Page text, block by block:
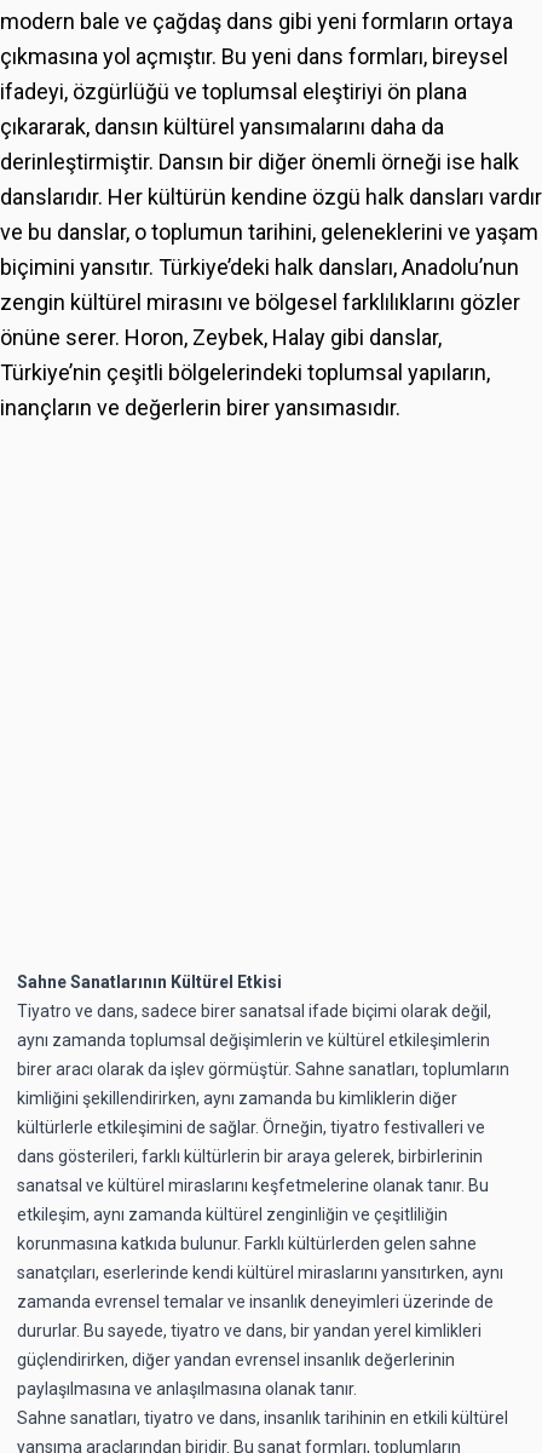
modern bale ve çağdaş dans gibi yeni formların ortaya
çıkmasına yol açmıştır. Bu yeni dans formları, bireysel
ifadeyi, özgürlüğü ve toplumsal eleştiriyi ön plana
çıkararak, dansın kültürel yansımalarını daha da
derinleştirmiştir. Dansın bir diğer önemli örneği ise halk
danslarıdır. Her kültürün kendine özgü halk dansları vardır
ve bu danslar, o toplumun tarihini, geleneklerini ve yaşam
biçimini yansıtır. Türkiye’deki halk dansları, Anadolu’nun
zengin kültürel mirasını ve bölgesel farklılıklarını gözler
önüne serer. Horon, Zeybek, Halay gibi danslar,
Türkiye’nin çeşitli bölgelerindeki toplumsal yapıların,
inançların ve değerlerin birer yansımasıdır.
Sahne Sanatlarının Kültürel Etkisi
Tiyatro ve dans, sadece birer sanatsal ifade biçimi olarak değil,
aynı zamanda toplumsal değişimlerin ve kültürel etkileşimlerin
birer aracı olarak da işlev görmüştür. Sahne sanatları, toplumların
kimliğini şekillendirirken, aynı zamanda bu kimliklerin diğer
kültürlerle etkileşimini de sağlar. Örneğin, tiyatro festivalleri ve
dans gösterileri, farklı kültürlerin bir araya gelerek, birbirlerinin
sanatsal ve kültürel miraslarını keşfetmelerine olanak tanır. Bu
etkileşim, aynı zamanda kültürel zenginliğin ve çeşitliliğin
korunmasına katkıda bulunur. Farklı kültürlerden gelen sahne
sanatçıları, eserlerinde kendi kültürel miraslarını yansıtırken, aynı
zamanda evrensel temalar ve insanlık deneyimleri üzerinde de
dururlar. Bu sayede, tiyatro ve dans, bir yandan yerel kimlikleri
güçlendirirken, diğer yandan evrensel insanlık değerlerinin
paylaşılmasına ve anlaşılmasına olanak tanır.
Sahne sanatları, tiyatro ve dans, insanlık tarihinin en etkili kültürel
yansıma araçlarından biridir. Bu sanat formları, toplumların